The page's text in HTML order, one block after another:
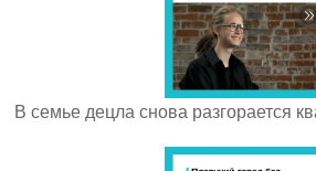
В семье децла снова разгорается